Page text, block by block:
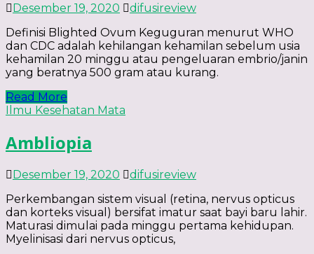
Desember 19, 2020
difusireview
Definisi Blighted Ovum Keguguran menurut WHO
dan CDC adalah kehilangan kehamilan sebelum usia
kehamilan 20 minggu atau pengeluaran embrio/janin
yang beratnya 500 gram atau kurang.
Read More
Ilmu Kesehatan Mata
Ambliopia
Desember 19, 2020
difusireview
Perkembangan sistem visual (retina, nervus opticus
dan korteks visual) bersifat imatur saat bayi baru lahir.
Maturasi dimulai pada minggu pertama kehidupan.
Myelinisasi dari nervus opticus,